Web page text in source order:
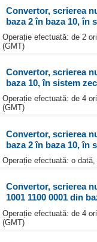
Convertor, scrierea
baza 2 în baza 10, în
Operație efectuată: de 2
(GMT)
Convertor, scrierea
baza 10, în sistem
Operație efectuată: de 4
(GMT)
Convertor, scrierea
baza 2 în baza 10, în
Operație efectuată: o
Convertor, scrierea
1001 1100 0001 din
Operație efectuată: de 4
(GMT)